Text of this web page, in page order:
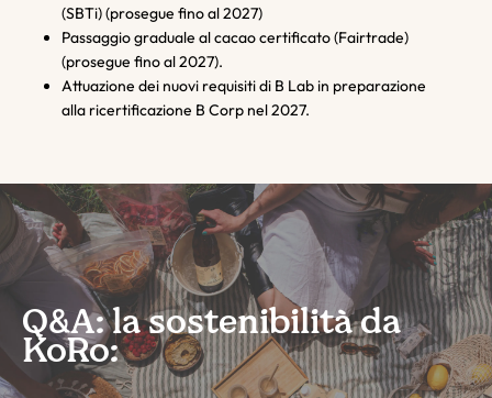
(SBTi) (prosegue fino al 2027)
Passaggio graduale al cacao certificato (Fairtrade)
(prosegue fino al 2027).
Attuazione dei nuovi requisiti di B Lab in preparazione
alla ricertificazione B Corp nel 2027.
Q&A: la sostenibilità da
KoRo: